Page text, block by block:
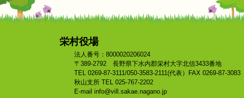
栄村役場
法人番号：8000020206024
〒389-2792 長野県下水内郡栄村大字北信3433番地
TEL 0269-87-3111/050-3583-2111(代表）FAX 0269-87-3083
秋山支所 TEL 025-767-2202
E-mail info@vill.sakae.nagano.jp